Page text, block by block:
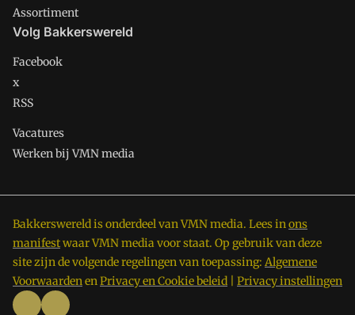
Assortiment
Volg Bakkerswereld
Facebook
x
RSS
Vacatures
Werken bij VMN media
Bakkerswereld is onderdeel van VMN media. Lees inons
manifestwaar VMN media voor staat. Op gebruik van deze
site zijn de volgende regelingen van toepassing: Algemene
VoorwaardenenPrivacy en Cookie beleid Privacy instellingen